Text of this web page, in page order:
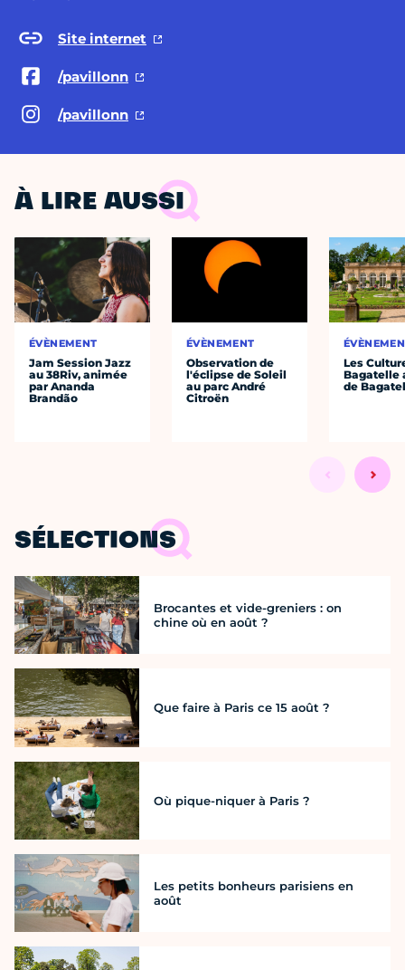
Site internet
/pavillonn
/pavillonn
À LIRE AUSSI
ÉVÈNEMENT
Jam Session Jazz
au 38Riv, animée
par Ananda
Brandão
ÉVÈNEMENT
Observation de
l'éclipse de Soleil
au parc André
Citroën
Les
Bagatelle
de
SÉLECTIONS
Brocantes et vide-greniers : on
chine où en août ?
Que faire à Paris ce 15 août ?
Où pique-niquer à Paris ?
Les petits bonheurs parisiens en
août